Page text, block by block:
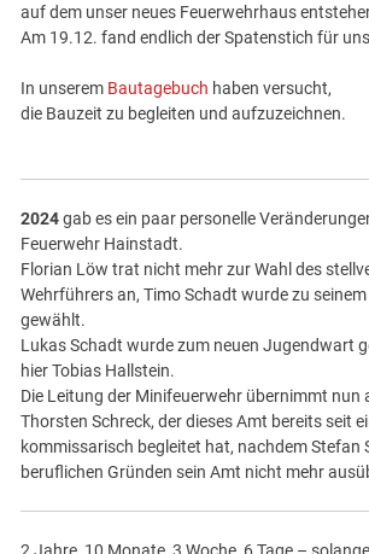
auf dem unser neues Feuerwehrhaus
Am 19.12. fand endlich der Spatenstich für
In unserem Bautagebuch haben versucht,
die Bauzeit zu begleiten und aufzuzeichnen.
2024gab es ein paar personelle
Feuerwehr Hainstadt.
Florian Löw trat nicht mehr zur Wahl des
Wehrführers an, Timo Schadt wurde zu
gewählt.
Lukas Schadt wurde zum neuen Jugendwart
hier Tobias Hallstein.
Die Leitung der Minifeuerwehr übernimmt nun
Thorsten Schreck, der dieses Amt bereits seit
kommissarisch begleitet hat, nachdem Stefan
beruflichen Gründen sein Amt nicht mehr